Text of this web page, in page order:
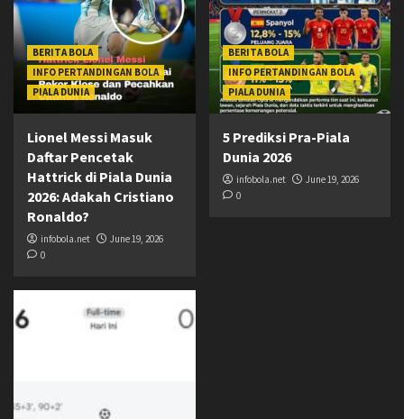
BERITA BOLA
INFO PERTANDINGAN BOLA
PIALA DUNIA
Lionel Messi Masuk
Daftar Pencetak
Hattrick di Piala Dunia
2026: Adakah Cristiano
Ronaldo?
infobola.net
June 19, 2026
0
BERITA BOLA
INFO PERTANDINGAN BOLA
PIALA DUNIA
5 Prediksi Pra-Piala
Dunia 2026
infobola.net
June 19, 2026
0